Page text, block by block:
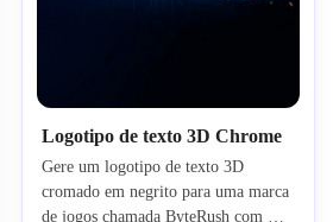
Logotipo de texto 3D Chrome
Gere um logotipo de texto 3D
cromado em negrito para uma marca
de jogos chamada ByteRush com